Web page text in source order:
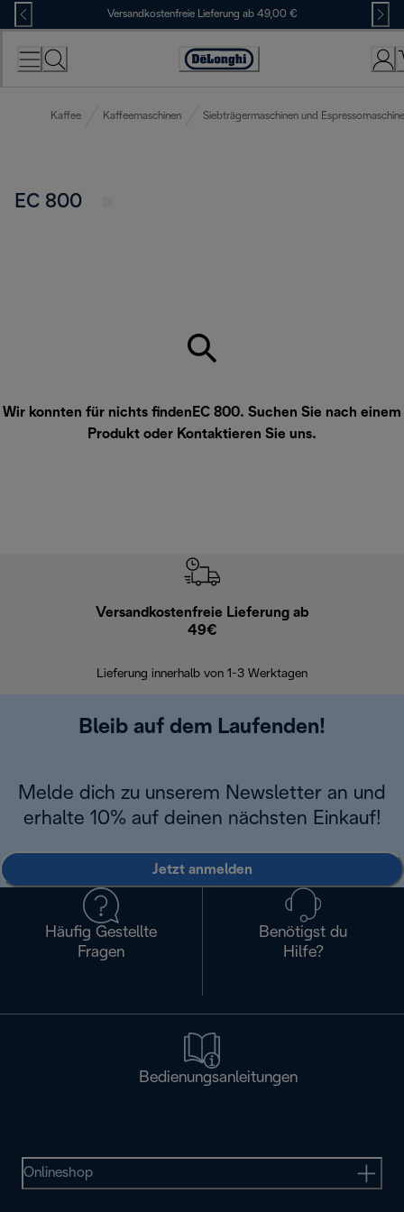
Skip
to
Content
Versandkostenfreie Lieferung ab 49,00 €
Erklärung
Zugänglichkeit
Kaffee Kaffeemaschinen Siebträgermaschinen und
EC 800
Wir konnten für nichts findenEC 800. Suchen Sie nach einem
Produkt oder Kontaktieren Sie uns.
Versandkostenfreie Lieferung ab
49€
Lieferung innerhalb von 1-3 Werktagen
Bleib auf dem Laufenden!
Melde dich zu unserem Newsletter an und
erhalte 10% auf deinen nächsten Einkauf!
Jetzt anmelden
Häufig Gestellte
Fragen
Benötigst du
Hilfe?
Bedienungsanleitungen
Onlineshop